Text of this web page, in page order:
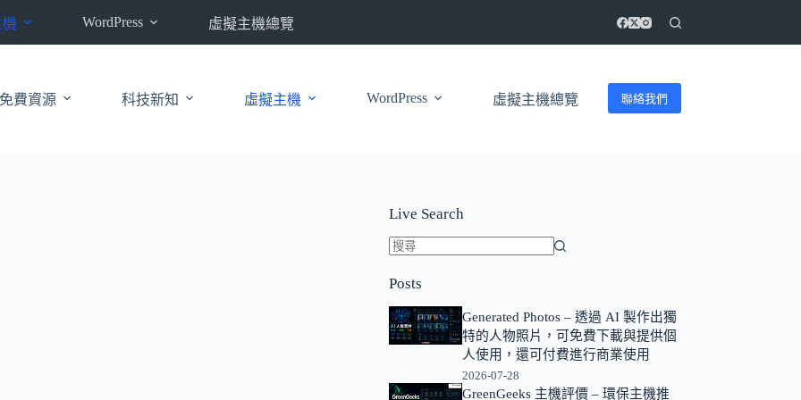
WordPress 虛擬主機總覽
免費資源 科技新知 虛擬主機 WordPress 虛擬主機總覽 聯絡我們
Live Search
不
到
符
件
Posts
Generated Photos – 透過 AI 製作出獨
特的人物照片，可免費下載與提供個
人使用，還可付費進行商業使用
2026-07-28
GreenGeeks 主機評價 – 環保主機推